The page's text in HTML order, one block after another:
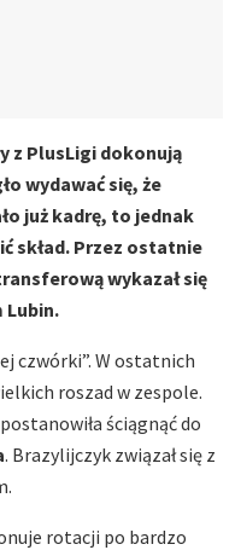
z PlusLigi dokonują
wydawać się, że
już kadrę, to jednak
skład. Przez ostatnie
wykazał się
Lubin.
czwórki”. W ostatnich
roszad w zespole.
postanowiła ściągnąć do
. Brazylijczyk związał się z
rotacji po bardzo